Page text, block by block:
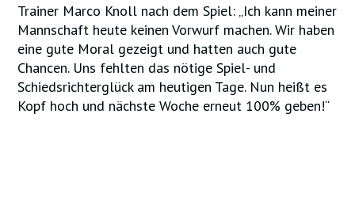
Trainer Marco Knoll nach dem Spiel: „Ich kann meiner
Mannschaft heute keinen Vorwurf machen. Wir haben
eine gute Moral gezeigt und hatten auch gute
Chancen. Uns fehlten das nötige Spiel- und
Schiedsrichterglück am heutigen Tage. Nun heißt es
Kopf hoch und nächste Woche erneut 100% geben!“